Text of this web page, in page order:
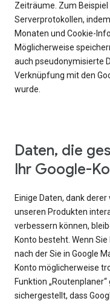
Zeiträume. Zum Beispiel
Serverprotokollen,
Monaten und Cookie-
Möglicherweise
auch pseudonymisierte
Verknüpfung mit den
wurde.
Daten, die
Ihr Google-
Einige Daten, dank
unseren Produkten
verbessern können,
Konto besteht. Wenn
nach der Sie in Google
Konto möglicherweise
Funktion
sichergestellt, dass